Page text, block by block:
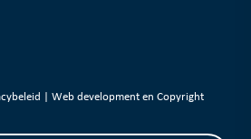
| Web development en Copyright